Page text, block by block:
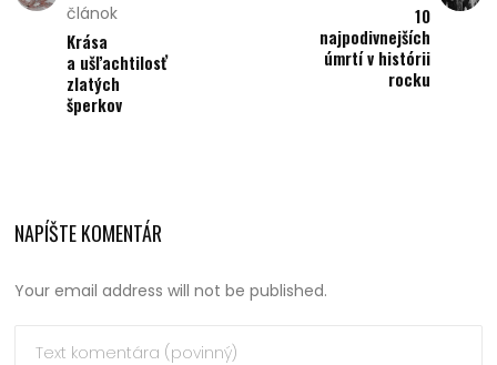
článok
Krása
a ušľachtilosť
zlatých
šperkov
10
najpodivnejších
úmrtí v histórii
rocku
NAPÍŠTE KOMENTÁR
Your email address will not be published.